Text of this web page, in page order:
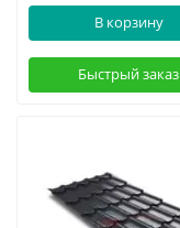
В корзину
Быстрый заказ